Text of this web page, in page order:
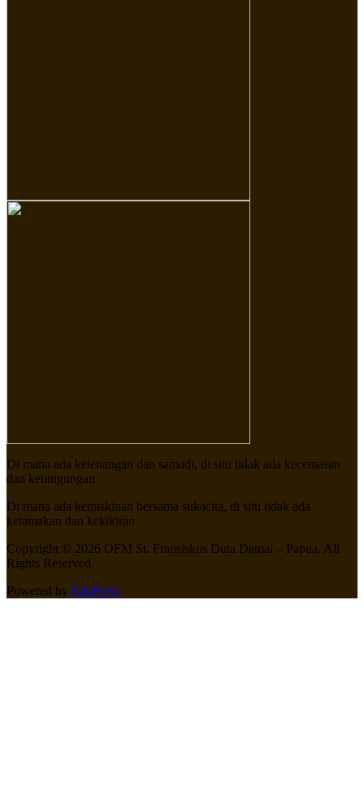
Di mana ada ketenangan dan samadi, di situ tidak ada kecemasan
dan kebingungan
Di mana ada kemiskinan bersama sukacita, di situ tidak ada
ketamakan dan kekikiran
Copyright © 2026 OFM St. Fransiskus Duta Damai – Papua. All
Rights Reserved.
Powered by EduPress